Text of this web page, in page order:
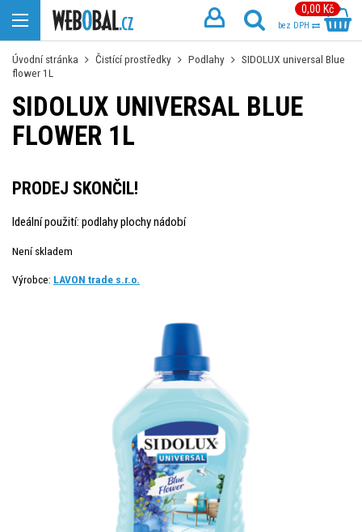
0,00 Kč
bez DPH
Úvodní stránka Čistící prostředky Podlahy
SIDOLUX universal Blue
flower 1L
SIDOLUX UNIVERSAL BLUE
FLOWER 1L
PRODEJ SKONČIL!
Ideální použití: podlahy plochy nádobí
Není skladem
Výrobce: LAVON trade s.r.o.